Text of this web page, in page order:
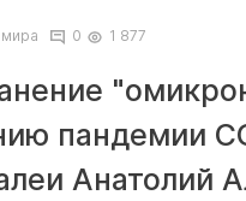
0 1 877
пандемии
Анатолий